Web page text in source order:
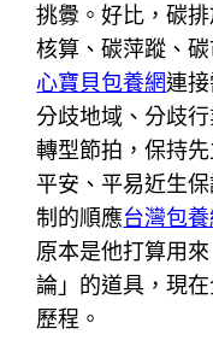
挑釁。好比，碳
核算、碳萍蹤、
心寶貝包養網連
分歧地域、分歧
轉型節拍，保持
平安、平易近生
制的順應台灣包養
原本是他打算用
論」的道具，現
歷程。